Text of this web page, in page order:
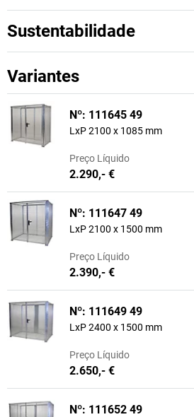
Sustentabilidade
Variantes
Nº: 111645 49
LxP 2100 x 1085 mm
Preço Líquido
2.290,- €
Nº: 111647 49
LxP 2100 x 1500 mm
Preço Líquido
2.390,- €
Nº: 111649 49
LxP 2400 x 1500 mm
Preço Líquido
2.650,- €
Nº: 111652 49